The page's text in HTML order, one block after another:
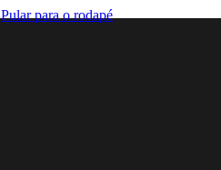
Pular para o rodapé